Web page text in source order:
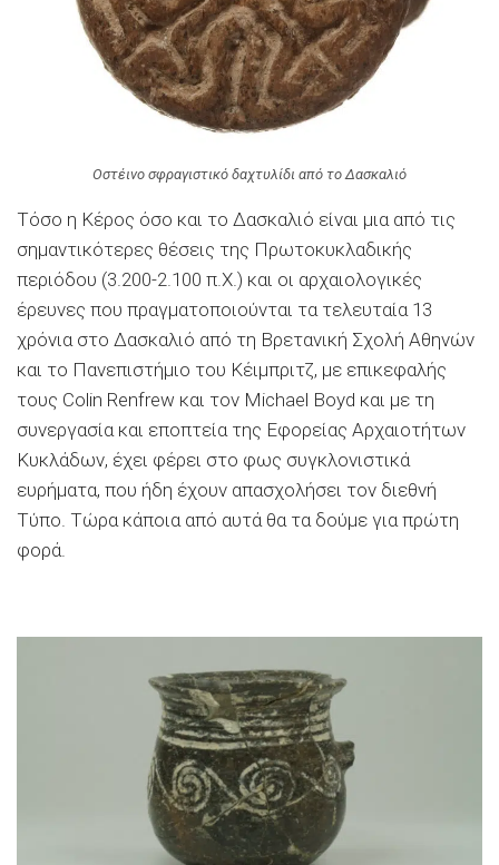
Oστέινο σφραγιστικό δαχτυλίδι από το Δασκαλιό
Τόσο η Κέρος όσο και το Δασκαλιό είναι μια από τις
σημαντικότερες θέσεις της Πρωτοκυκλαδικής
περιόδου (3.200-2.100 π.Χ.) και οι αρχαιολογικές
έρευνες που πραγματοποιούνται τα τελευταία 13
χρόνια στο Δασκαλιό από τη Βρετανική Σχολή Αθηνών
και το Πανεπιστήμιο του Κέιμπριτζ, με επικεφαλής
τoυς Colin Renfrew και τον Michael Boyd και με τη
συνεργασία και εποπτεία της Εφορείας Αρχαιοτήτων
Κυκλάδων, έχει φέρει στο φως συγκλονιστικά
ευρήματα, που ήδη έχουν απασχολήσει τον διεθνή
Τύπο. Τώρα κάποια από αυτά θα τα δούμε για πρώτη
φορά.